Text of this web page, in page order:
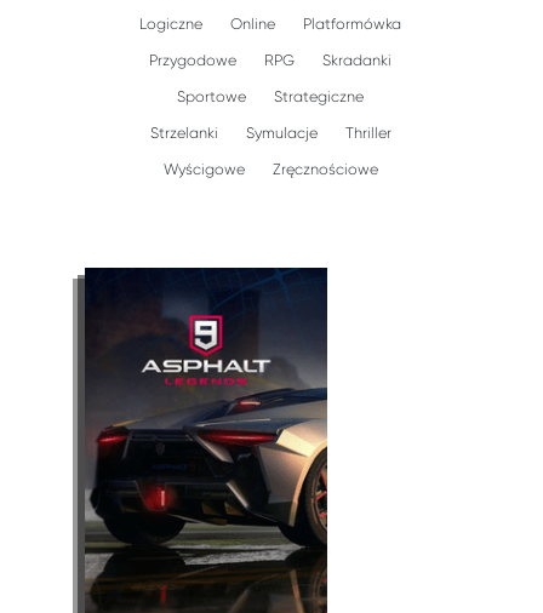
Logiczne Online Platformówka
Przygodowe RPG Skradanki
Sportowe Strategiczne
Strzelanki Symulacje Thriller
Wyścigowe Zręcznościowe